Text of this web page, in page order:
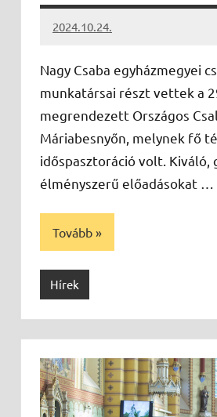
2024.10.24.
kovacs.agi
Nagy Csaba egyházmegyei
munkatársai részt vettek a
megrendezett Országos
Máriabesnyőn, melynek fő
időspasztoráció volt. Kiváló,
élményszerű előadásokat …
Tovább
Hírek